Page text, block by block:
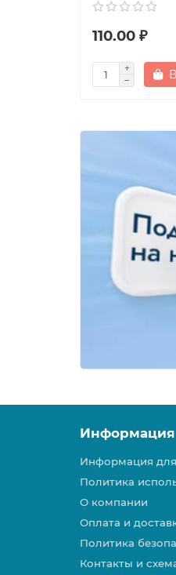
110.00 ₽
Информация
Информация
Политика
О компании
Оплата и
Политика
Контакты и